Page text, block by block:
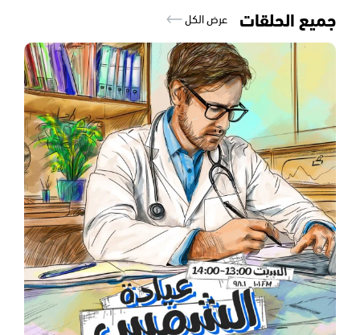
جميع الحلقات عرض الكل